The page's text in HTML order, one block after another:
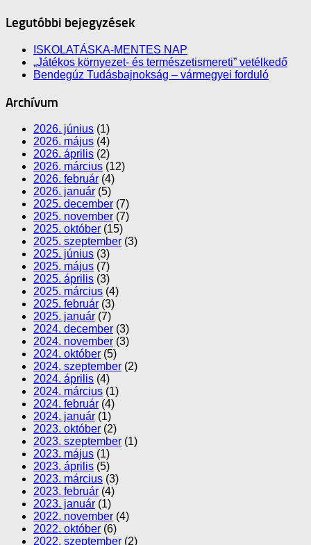
Legutóbbi bejegyzések
ISKOLATÁSKA-MENTES NAP
„Játékos környezet- és természetismereti” vetélkedő
Bendegúz Tudásbajnokság – vármegyei forduló
Archívum
2026. június (1)
2026. május (4)
2026. április (2)
2026. március (12)
2026. február (4)
2026. január (5)
2025. december (7)
2025. november (7)
2025. október (15)
2025. szeptember (3)
2025. június (3)
2025. május (7)
2025. április (3)
2025. március (4)
2025. február (3)
2025. január (7)
2024. december (3)
2024. november (3)
2024. október (5)
2024. szeptember (2)
2024. április (4)
2024. március (1)
2024. február (4)
2024. január (1)
2023. október (2)
2023. szeptember (1)
2023. május (1)
2023. április (5)
2023. március (3)
2023. február (4)
2023. január (1)
2022. november (4)
2022. október (6)
2022. szeptember (2)